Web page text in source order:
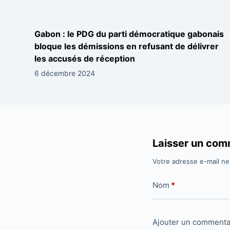
Gabon : le PDG du parti démocratique gabonais
bloque les démissions en refusant de délivrer
les accusés de réception
6 décembre 2024
Laisser un
Votre adresse e-mail
Nom *
Ajouter un